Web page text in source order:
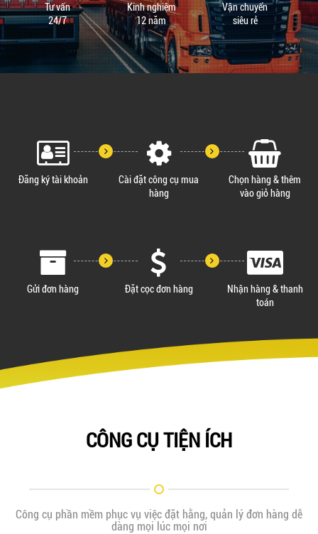
Tư vấn
24/7
Kinh nghiệm
12 năm
Vận chuyển
siêu rẻ
Đăng ký tài khoản
Cài đặt công cụ mua
hàng
Chọn hàng & thêm
vào giỏ hàng
Gửi đơn hàng Đặt cọc đơn hàng
Nhận hàng & thanh
toán
CÔNG CỤ TIỆN ÍCH
Công cụ phần mềm phục vụ việc đặt hằng, quản lý đơn hàng dễ
dàng mọi lúc mọi nơi